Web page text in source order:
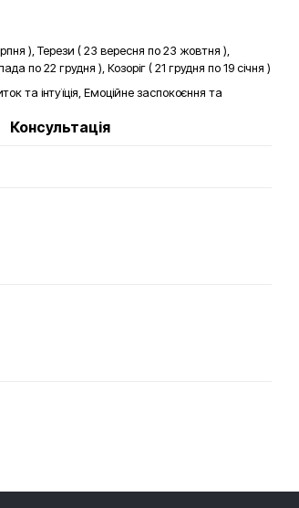
), Терези ( 23 вересня по 23 жовтня ),
по 22 грудня ), Козоріг ( 21 грудня по 19 січня )
та інтуїція, Емоційне заспокоєння та
Консультація